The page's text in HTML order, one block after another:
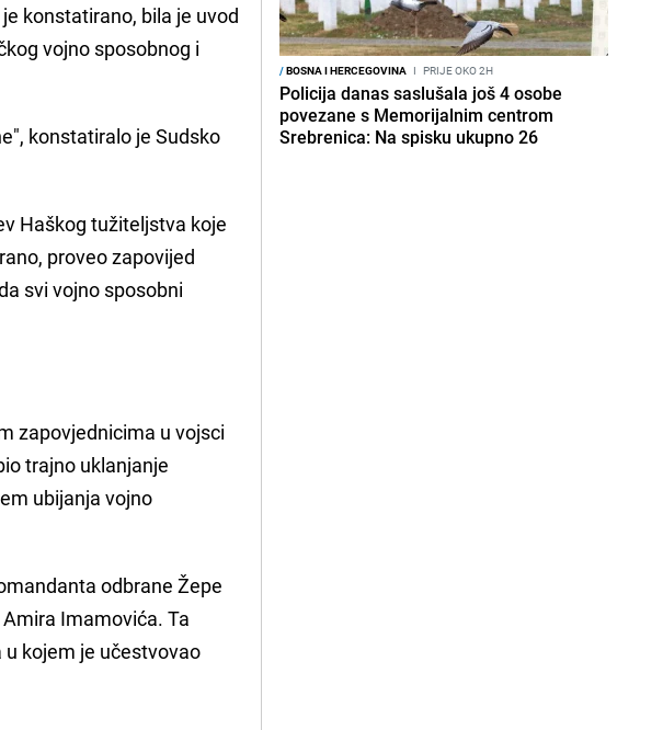
konstatirano, bila je uvod
vojno sposobnog i
konstatiralo je Sudsko
Haškog tužiteljstva koje
proveo zapovijed
svi vojno sposobni
zapovjednicima u vojsci
trajno uklanjanje
ubijanja vojno
odbrane Žepe
Imamovića. Ta
kojem je učestvovao
/BOSNA I HERCEGOVINA I PRIJE OKO 2H
Policija danas saslušala još 4 osobe
povezane s Memorijalnim centrom
Srebrenica: Na spisku ukupno 26